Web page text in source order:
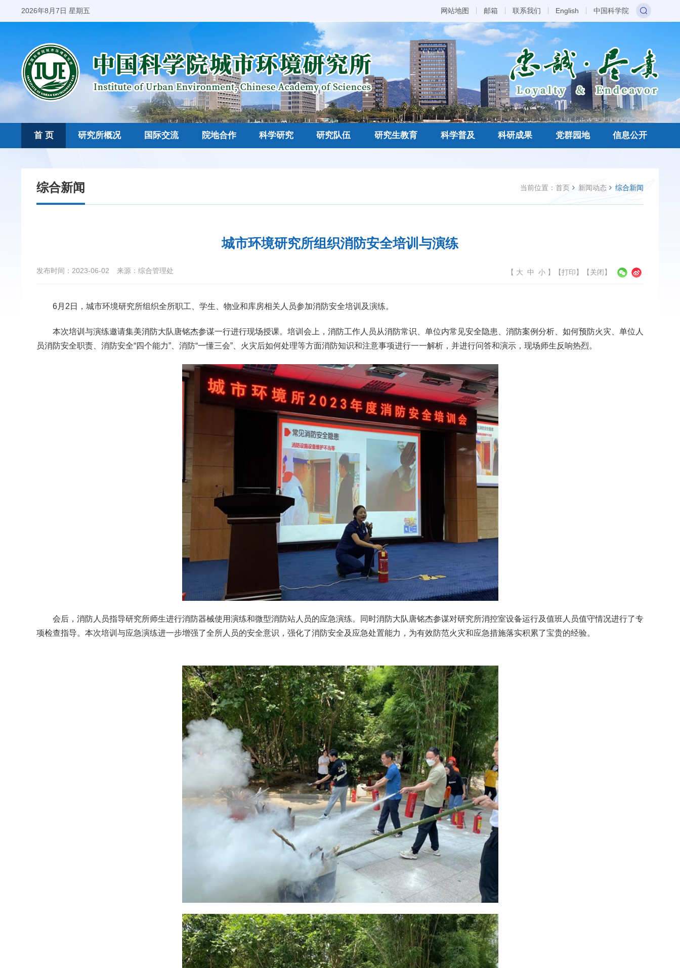
2026年8月7日 星期五 网站地图 邮箱 联系我们 English 中国科学院
首 页 研究所概况 国际交流 院地合作 科学研究 研究队伍 研究生教育 科学普及 科研成果 党群园地 信息公开
当前位置： 首页 新闻动态 综合新闻
综合新闻
城市环境研究所组织消防安全培训与演练
发布时间：2023-06-02 来源：综合管理处 【 大 中 小 】 【打印】【关闭】
6月2日，城市环境研究所组织全所职工、学生、物业和库房相关人员参加消防安全培训及演练。
本次培训与演练邀请集美消防大队唐铭杰参谋一行进行现场授课。培训会上，消防工作人员从消防常识、单位内常见安全隐患、消防案例分析、如何预防火灾、单位人
员消防安全职责、消防安全“四个能力”、消防“一懂三会”、火灾后如何处理等方面消防知识和注意事项进行一一解析，并进行问答和演示，现场师生反响热烈。
会后，消防人员指导研究所师生进行消防器械使用演练和微型消防站人员的应急演练。同时消防大队唐铭杰参谋对研究所消控室设备运行及值班人员值守情况进行了专
项检查指导。本次培训与应急演练进一步增强了全所人员的安全意识，强化了消防安全及应急处置能力，为有效防范火灾和应急措施落实积累了宝贵的经验。